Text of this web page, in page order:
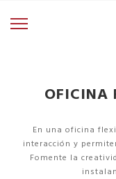
OFICINA
En una oficina
interacción y
Fomente la